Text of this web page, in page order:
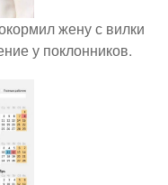
жену с вилки
у поклонников.